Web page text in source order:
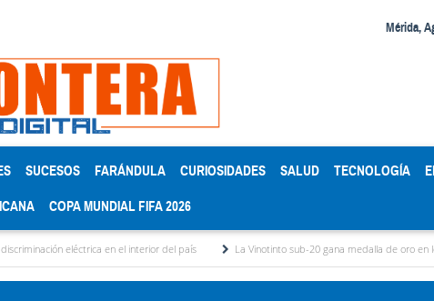
Mérida,
SUCESOS FARÁNDULA CURIOSIDADES SALUD TECNOLOGÍA
COPA MUNDIAL FIFA 2026
eléctrica en el interior del país La Vinotinto sub-20 gana medalla de oro en los Juegos